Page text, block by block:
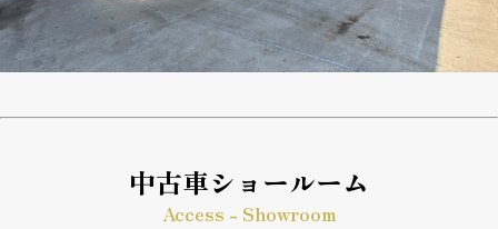
中古車ショールーム
Access - Showroom